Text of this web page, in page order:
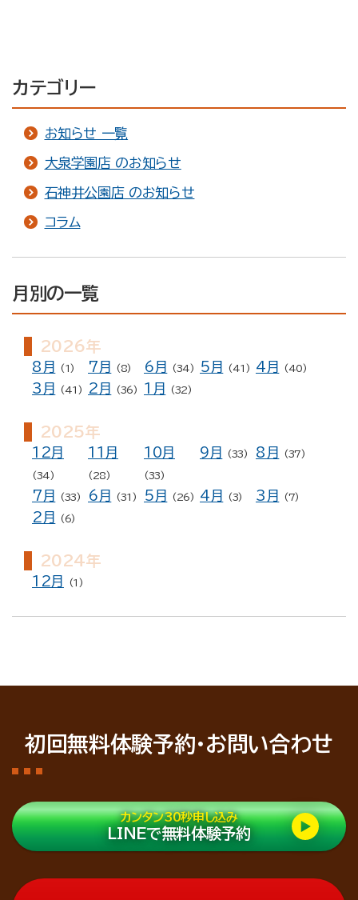
カテゴリー
お知らせ 一覧
大泉学園店 のお知らせ
石神井公園店 のお知らせ
コラム
月別の一覧
2026年
8月 (1) 7月 (8) 6月 (34) 5月 (41) 4月 (40)
3月 (41) 2月 (36) 1月 (32)
2025年
12月
(34)
11月
(28)
10月
(33)
9月 (33) 8月 (37)
7月 (33) 6月 (31) 5月 (26) 4月 (3) 3月 (7)
2月 (6)
2024年
12月 (1)
初回無料体験予約・お問い合わせ
カンタン30秒申し込み
LINEで無料体験予約